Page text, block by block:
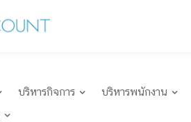
บริหารกิจการ บริหารพนักงาน